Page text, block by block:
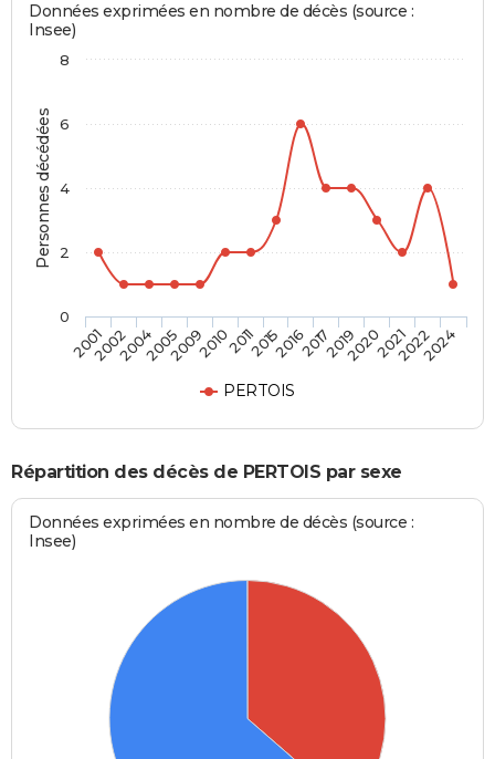
Personnes décédées
Données exprimées en nombre de décès (source :
Insee)
PERTOIS
200120022004200520092010201120152016201720192020202120222024
0
2
4
6
8
Répartition des décès de PERTOIS par sexe
Données exprimées en nombre de décès (source :
Insee)